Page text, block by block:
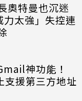
奧特曼也沉迷
太強」失控連
神功能！
支援第三方地址